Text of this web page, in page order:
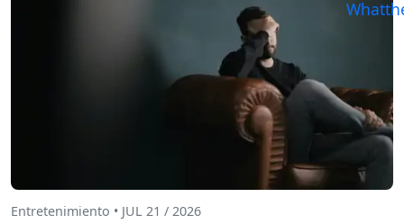
Entretenimiento • JUL 21 / 2026